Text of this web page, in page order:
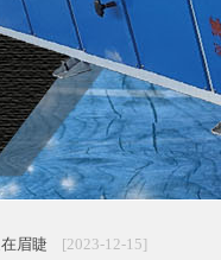
计与制造两者的相关性
12-18]
？
[2023-12-15]
“外力” 练好“
[2023-01-15]